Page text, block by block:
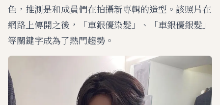
色，推測是和成員們在拍攝新專輯的造型。該照片在
網路上傳開之後，「車銀優染髮」、「車銀優銀髮」
等關鍵字成為了熱門趨勢。